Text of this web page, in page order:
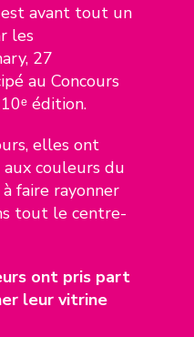
est avant tout un
les
27
au Concours
édition.
elles ont
couleurs du
faire rayonner
tout le centre-
ont pris part
leur vitrine